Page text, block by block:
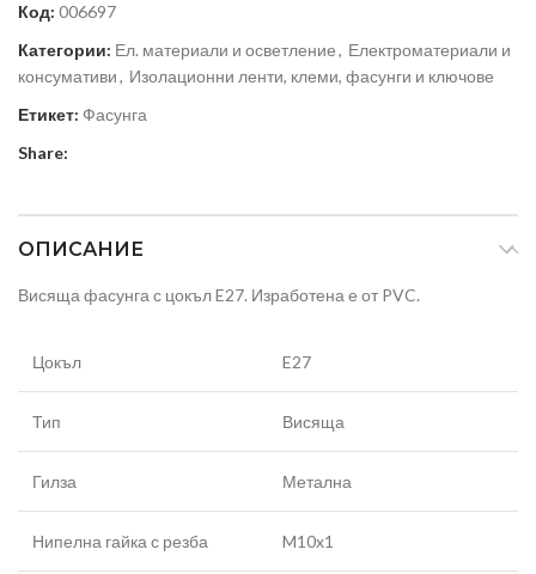
Код: 006697
Категории: Ел. материали и осветление, Електроматериали и
консумативи, Изолационни ленти, клеми, фасунги и ключове
Етикет: Фасунга
Share:
ОПИСАНИЕ
Висяща фасунга с цокъл E27. Изработена е от PVC.
Цокъл E27
Тип Висяща
Гилза Метална
Нипелна гайка с резба M10x1